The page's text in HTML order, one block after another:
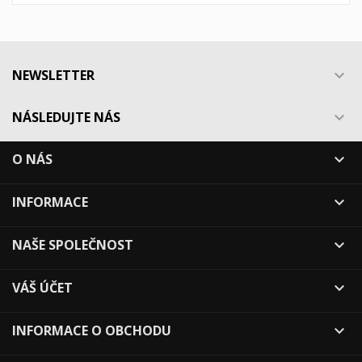
NEWSLETTER 
NÁSLEDUJTE NÁS 
O NÁS 
INFORMACE 
NAŠE SPOLEČNOST 
VÁŠ ÚČET 
INFORMACE O OBCHODU 